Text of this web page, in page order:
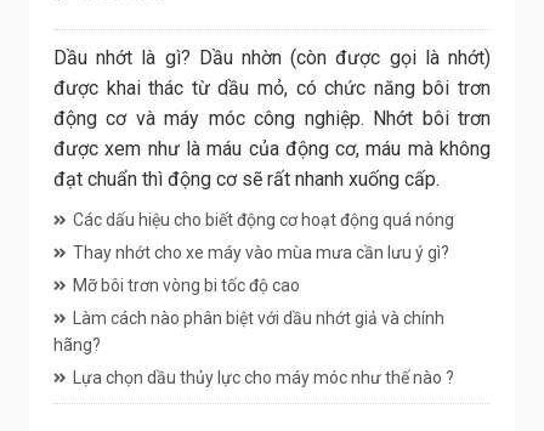
Dầu nhớt là gì? Dầu nhờn (còn được gọi là nhớt)
được khai thác từ dầu mỏ, có chức năng bôi trơn
động cơ và máy móc công nghiệp. Nhớt bôi trơn
được xem như là máu của động cơ, máu mà không
đạt chuẩn thì động cơ sẽ rất nhanh xuống cấp.
Các dấu hiệu cho biết động cơ hoạt động quá nóng
Thay nhớt cho xe máy vào mùa mưa cần lưu ý gì?
Mỡ bôi trơn vòng bi tốc độ cao
Làm cách nào phân biệt với dầu nhớt giả và chính
hãng?
Lựa chọn dầu thủy lực cho máy móc như thế nào ?